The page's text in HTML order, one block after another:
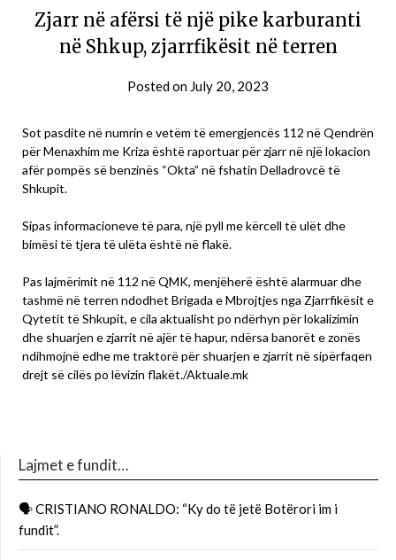
Zjarr në afërsi të një pike karburanti
në Shkup, zjarrfikësit në terren
Posted on July 20, 2023
Sot pasdite në numrin e vetëm të emergjencës 112 në Qendrën
për Menaxhim me Kriza është raportuar për zjarr në një lokacion
afër pompës së benzinës “Okta” në fshatin Delladrovcë të
Shkupit.
Sipas informacioneve të para, një pyll me kërcell të ulët dhe
bimësi të tjera të ulëta është në flakë.
Pas lajmërimit në 112 në QMK, menjëherë është alarmuar dhe
tashmë në terren ndodhet Brigada e Mbrojtjes nga Zjarrfikësit e
Qytetit të Shkupit, e cila aktualisht po ndërhyn për lokalizimin
dhe shuarjen e zjarrit në ajër të hapur, ndërsa banorët e zonës
ndihmojnë edhe me traktorë për shuarjen e zjarrit në sipërfaqen
drejt së cilës po lëvizin flakët./Aktuale.mk
Lajmet e fundit…
🗣 CRISTIANO RONALDO: “Ky do të jetë Botërori im i
fundit”.